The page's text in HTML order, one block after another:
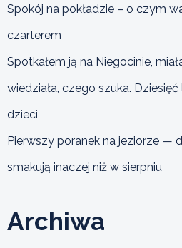
Spokój na pokładzie – o czym
czarterem
Spotkałem ją na Niegocinie,
wiedziała, czego szuka.
dzieci
Pierwszy poranek na jeziorze —
smakują inaczej niż w sierpniu
Archiwa